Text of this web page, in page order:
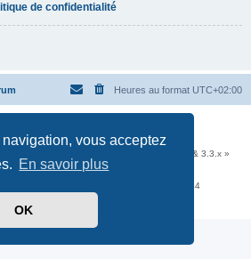
vous acceptez
En savoir plus
OK
de confidentialité
Heures au format UTC+02:00
Traduit parphpBB-fr.com
d'extensions & styles pour phpBB 3.2.x & 3.3.x »
les services d’Infomaniak Network SA
- 1227 Carouge - Suisse - tél +41 22 820 35 44